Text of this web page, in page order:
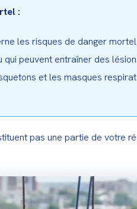
:
les risques de danger
peuvent entraîner des
et les masques
pas une partie de votre